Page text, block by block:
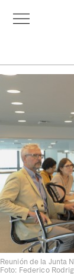
Reunión de la Junta
Foto: Federico